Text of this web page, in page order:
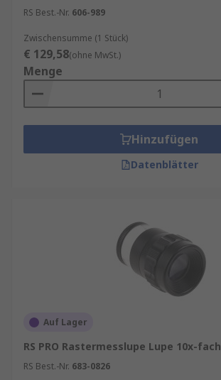
RS Best.-Nr. 606-989
Zwischensumme (1 Stück)
€ 129,58(ohne MwSt.)
Menge
Hinzufügen
Datenblätter
Auf Lager
RS PRO Rastermesslupe Lupe 10x-fach
RS Best.-Nr. 683-0826